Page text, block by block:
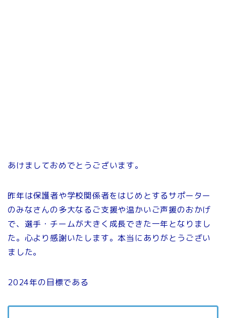
あけましておめでとうございます。
昨年は保護者や学校関係者をはじめとするサポーター
のみなさんの多大なるご支援や温かいご声援のおかげ
で、選手・チームが大きく成長できた一年となりまし
た。心より感謝いたします。本当にありがとうござい
ました。
2024年の目標である